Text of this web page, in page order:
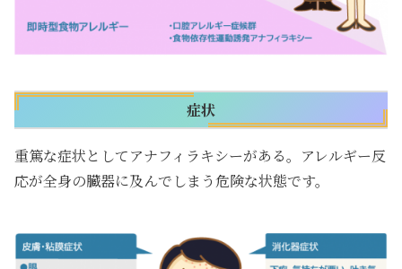
症状
重篤な症状としてアナフィラキシーがある。アレルギー反
応が全身の臓器に及んでしまう危険な状態です。